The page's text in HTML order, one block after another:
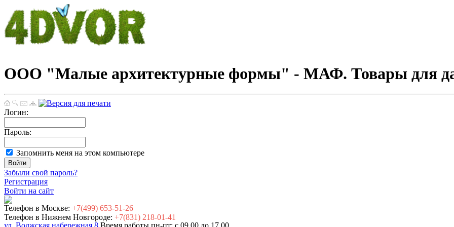
ООО "Малые архитектурные формы" - МАФ. Товары для
Логин:
Пароль:
Запомнить меня на этом компьютере
Забыли свой пароль?
Регистрация
Войти на сайт
Телефон в Москве: +7(499) 653-51-26
Телефон в Нижнем Новгороде: +7(831) 218-01-41